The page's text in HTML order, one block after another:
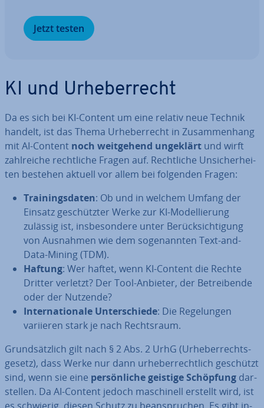
Jetzt testen
KI und Ur­he­ber­recht
Da es sich bei KI-Content um eine relativ neue Technik
handelt, ist das Thema Ur­he­ber­recht in Zu­sam­men­hang
mit AI-Content noch weit­ge­hend ungeklärt und wirft
zahl­rei­che recht­li­che Fragen auf. Recht­li­che Un­si­cher­hei­
ten bestehen aktuell vor allem bei folgenden Fragen:
Trai­nings­da­ten: Ob und in welchem Umfang der
Einsatz ge­schütz­ter Werke zur KI-Mo­del­lie­rung
zulässig ist, ins­be­son­de­re unter Be­rück­sich­ti­gung
von Ausnahmen wie dem so­ge­nann­ten Text-and-
Data-Mining (TDM).
Haftung: Wer haftet, wenn KI-Content die Rechte
Dritter verletzt? Der Tool-Anbieter, der Be­trei­ben­de
oder der Nutzende?
In­ter­na­tio­na­le Un­ter­schie­de: Die Re­ge­lun­gen
variieren stark je nach Rechts­raum.
Grund­sätz­lich gilt nach § 2 Abs. 2 UrhG (Ur­he­ber­rechts­
ge­setz), dass Werke nur dann ur­he­ber­recht­lich geschützt
sind, wenn sie eine per­sön­li­che geistige Schöpfung dar­
stel­len. Da AI-Content jedoch ma­schi­nell erstellt wird, ist